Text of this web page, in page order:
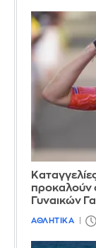
προκαλούν
Γυναικών
ΑΘΛΗΤΙΚΑ